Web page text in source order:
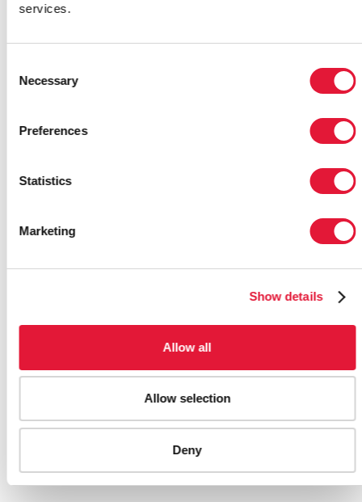
services.
Selection
Necessary
Preferences
Statistics
Marketing
Show details
Allow all
Allow selection
Deny
REDUCTION SERVICES TO ALL PRISONS
LIFELINE TO DISPLACED UKRAINIANS
27 DE FEBRERO DE 2023